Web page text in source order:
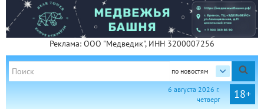
Реклама: ООО "Медведик", ИНН 3200007256
по новостям
18+
6 августа 2026 г.
четверг